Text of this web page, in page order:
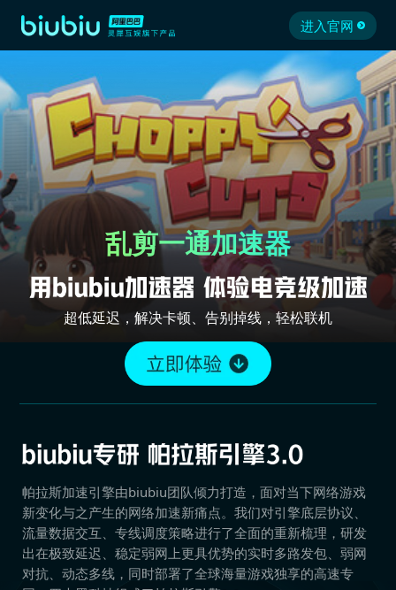
进入官网
乱剪一通加速器
超低延迟，解决卡顿、告别掉线，轻松联机
帕拉斯加速引擎由biubiu团队倾力打造，面对当下网络游戏
新变化与之产生的网络加速新痛点。我们对引擎底层协议、
流量数据交互、专线调度策略进行了全面的重新梳理，研发
出在极致延迟、稳定弱网上更具优势的实时多路发包、弱网
对抗、动态多线，同时部署了全球海量游戏独享的高速专